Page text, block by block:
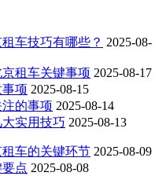
车技巧有哪些？ 2025-08-
租车关键事项 2025-08-17
项 2025-08-15
的事项 2025-08-14
实用技巧 2025-08-13
车的关键环节 2025-08-09
点 2025-08-08